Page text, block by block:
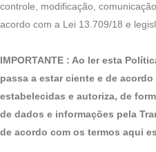
controle, modificação,
acordo com a Lei 13.709/18 e
IMPORTANTE : Ao ler esta
passa a estar ciente e de
estabelecidas e autoriza, de
de dados e informações pela
de acordo com os termos aqui